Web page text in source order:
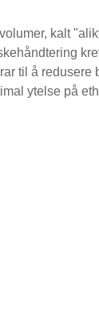
kalt
til å
ytelse på